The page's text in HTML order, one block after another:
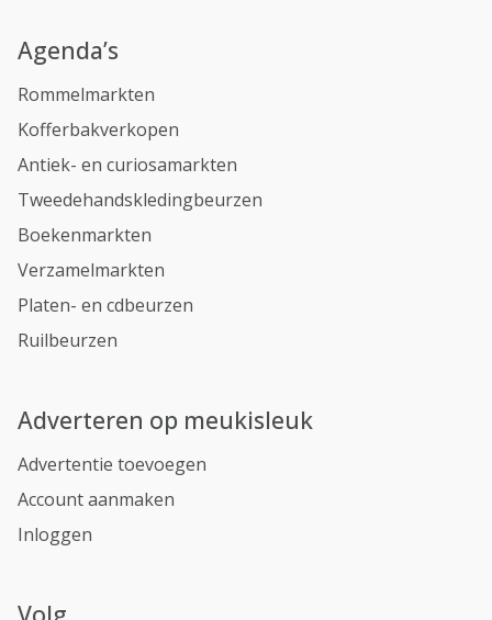
Agenda’s
Rommelmarkten
Kofferbakverkopen
Antiek- en curiosamarkten
Tweedehandskledingbeurzen
Boekenmarkten
Verzamelmarkten
Platen- en cdbeurzen
Ruilbeurzen
Adverteren op meukisleuk
Advertentie toevoegen
Account aanmaken
Inloggen